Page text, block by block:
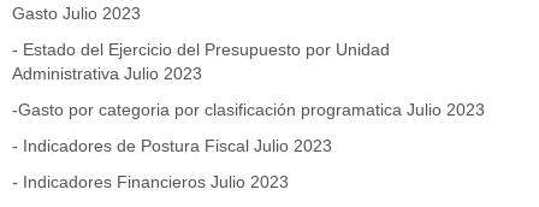
Gasto Julio 2023
- Estado del Ejercicio del Presupuesto por Unidad
Administrativa Julio 2023
-Gasto por categoria por clasificación programatica Julio 2023
- Indicadores de Postura Fiscal Julio 2023
- Indicadores Financieros Julio 2023